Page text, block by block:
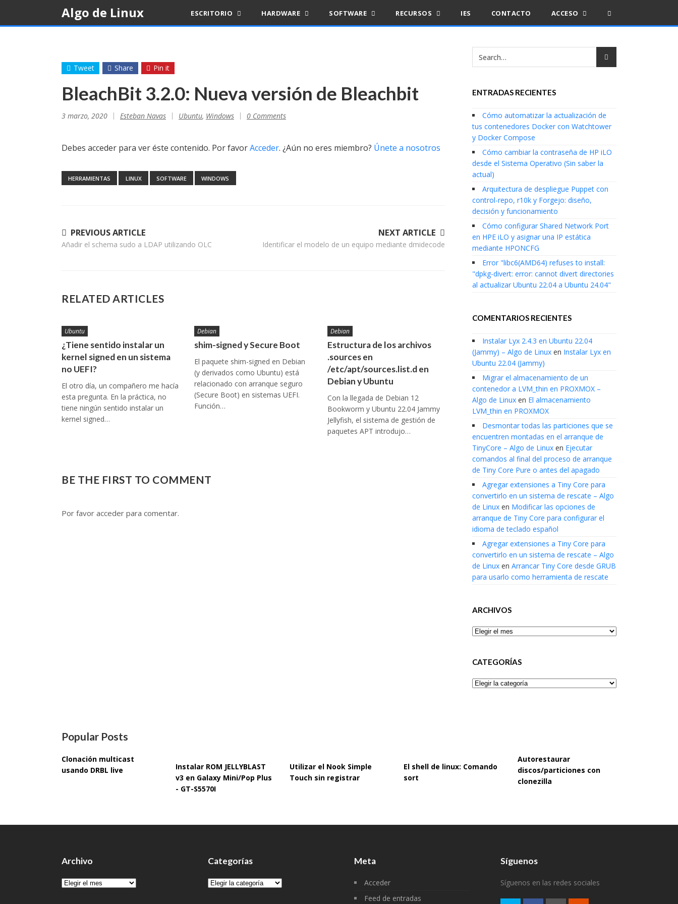
content
Algo de Linux ESCRITORIO HARDWARE SOFTWARE RECURSOS IES CONTACTO ACCESO
Tweet Share Pin it
BleachBit 3.2.0: Nueva versión de Bleachbit
3 marzo, 2020 Esteban Navas Ubuntu, Windows 0 Comments
Debes acceder para ver éste contenido. Por favorAcceder. ¿Aún no eres miembro? Únete a nosotros
HERRAMIENTAS LINUX SOFTWARE WINDOWS
Navegación
de
NEXT ARTICLE
Identificar el modelo de un equipo mediante dmidecode
PREVIOUS ARTICLE
Añadir el schema sudo a LDAP utilizando OLC
RELATED ARTICLES
Ubuntu
¿Tiene sentido instalar un
kernel signed en un sistema
no UEFI?
El otro día, un compañero me hacía
esta pregunta. En la práctica, no
tiene ningún sentido instalar un
kernel signed…
Debian
shim-signed y Secure Boot
El paquete shim-signed en Debian
(y derivados como Ubuntu) está
relacionado con arranque seguro
(Secure Boot) en sistemas UEFI.
Función…
Debian
Estructura de los archivos
.sources en
/etc/apt/sources.list.d en
Debian y Ubuntu
Con la llegada de Debian 12
Bookworm y Ubuntu 22.04 Jammy
Jellyfish, el sistema de gestión de
paquetes APT introdujo…
BE THE FIRST TO COMMENT
Por favor acceder para comentar.
ENTRADAS RECIENTES
Cómo automatizar la actualización de
tus contenedores Docker con Watchtower
y Docker Compose
Cómo cambiar la contraseña de HP iLO
desde el Sistema Operativo (Sin saber la
actual)
Arquitectura de despliegue Puppet con
control-repo, r10k y Forgejo: diseño,
decisión y funcionamiento
Cómo configurar Shared Network Port
en HPE iLO y asignar una IP estática
mediante HPONCFG
Error "libc6(AMD64) refuses to install:
"dpkg-divert: error: cannot divert directories
al actualizar Ubuntu 22.04 a Ubuntu 24.04"
COMENTARIOS RECIENTES
Instalar Lyx 2.4.3 en Ubuntu 22.04
(Jammy) – Algo de Linux en Instalar Lyx en
Ubuntu 22.04 (Jammy)
Migrar el almacenamiento de un
contenedor a LVM_thin en PROXMOX –
Algo de Linux en El almacenamiento
LVM_thin en PROXMOX
Desmontar todas las particiones que se
encuentren montadas en el arranque de
TinyCore – Algo de Linux en Ejecutar
comandos al final del proceso de arranque
de Tiny Core Pure o antes del apagado
Agregar extensiones a Tiny Core para
convertirlo en un sistema de rescate – Algo
de Linux en Modificar las opciones de
arranque de Tiny Core para configurar el
idioma de teclado español
Agregar extensiones a Tiny Core para
convertirlo en un sistema de rescate – Algo
de Linux en Arrancar Tiny Core desde GRUB
para usarlo como herramienta de rescate
ARCHIVOS
Archivos
CATEGORÍAS
Categorías
Popular Posts
Clonación multicast
usando DRBL live
Instalar ROM JELLYBLAST
v3 en Galaxy Mini/Pop Plus
- GT-S5570I
Utilizar el Nook Simple
Touch sin registrar
El shell de linux: Comando
sort
Autorestaurar
discos/particiones con
clonezilla
Archivo
Archivo
Categorías
Categorías
Meta
Acceder
Feed de entradas
Síguenos
Síguenos en las redes sociales